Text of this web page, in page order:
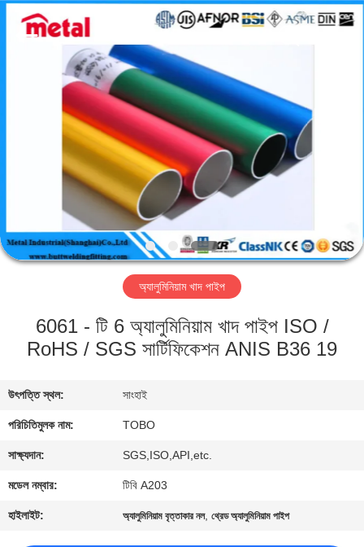
কারখানা
যোগাযোগ
করুন
খবর
STEEL
GROUP
CHINA.
অ্যালুমিনিয়াম খাদ পাইপ
6061 - টি 6 অ্যালুমিনিয়াম খাদ পাইপ ISO /
RoHS / SGS সার্টিফিকেশন ANIS B36 19
উৎপত্তি স্থল: সাংহাই
পরিচিতিমুলক নাম: TOBO
সাক্ষ্যদান: SGS,ISO,API,etc.
মডেল নম্বার: টিবি A203
হাইলাইট: অ্যালুমিনিয়াম বৃত্তাকার নল,থ্রেড অ্যালুমিনিয়াম পাইপ